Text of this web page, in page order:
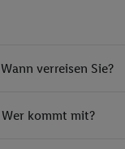
Wann verreisen Sie?
Wer kommt mit?